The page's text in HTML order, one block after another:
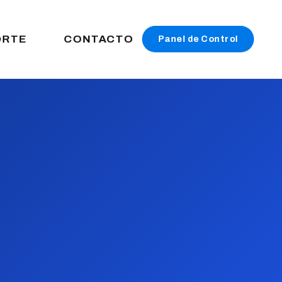
CONTACTO Panel de Control